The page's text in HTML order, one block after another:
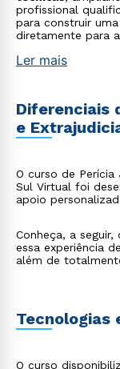
profissional
para construir
diretamente para
Ler mais
Diferenciais
e
O curso de
Sul Virtual foi
apoio
Conheça, a
essa experiência
além de
Tecnologias
O curso